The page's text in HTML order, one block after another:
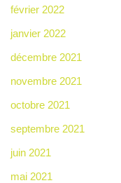
février 2022
janvier 2022
décembre 2021
novembre 2021
octobre 2021
septembre 2021
juin 2021
mai 2021